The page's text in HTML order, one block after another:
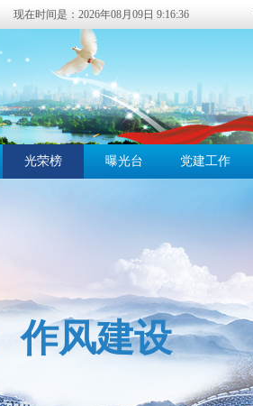
现在时间是：2026年08月09日 9:16:37
光荣榜 曝光台 党建工作
作风建设